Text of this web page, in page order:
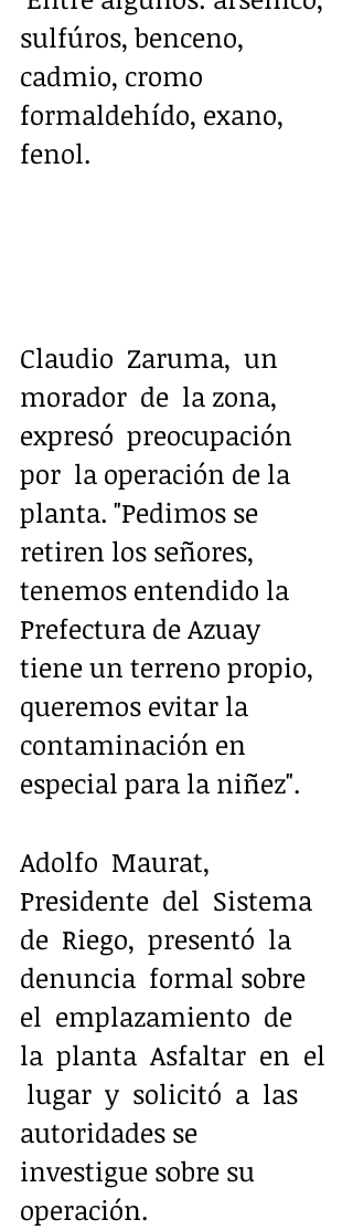
sulfúros, benceno,
cadmio, cromo
formaldehído, exano,
fenol.
Claudio  Zaruma,  un
morador  de  la zona,
expresó  preocupación
por  la operación de la
planta. "Pedimos se
retiren los señores,
tenemos entendido la
Prefectura de Azuay
tiene un terreno propio,
queremos evitar la
contaminación en
especial para la niñez".
Adolfo  Maurat,
Presidente  del  Sistema
de  Riego,  presentó  la
denuncia  formal sobre
el  emplazamiento  de
la  planta  Asfaltar  en  el
lugar  y  solicitó  a  las
autoridades se
investigue sobre su
operación.